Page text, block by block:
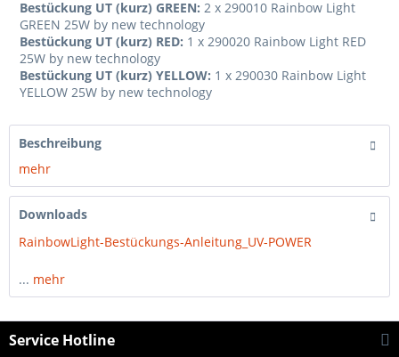
Bestückung UT (kurz) GREEN: 2 x 290010 Rainbow Light
GREEN 25W by new technology
Bestückung UT (kurz) RED: 1 x 290020 Rainbow Light RED
25W by new technology
Bestückung UT (kurz) YELLOW: 1 x 290030 Rainbow Light
YELLOW 25W by new technology
Beschreibung
mehr
Downloads
RainbowLight-Bestückungs-Anleitung_UV-POWER
... mehr
Service Hotline